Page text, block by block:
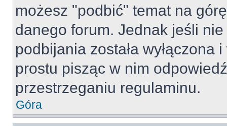
możesz "podbić" temat na
danego forum. Jednak jeśli
podbijania została
prostu pisząc w nim
przestrzeganiu regulaminu.
Góra